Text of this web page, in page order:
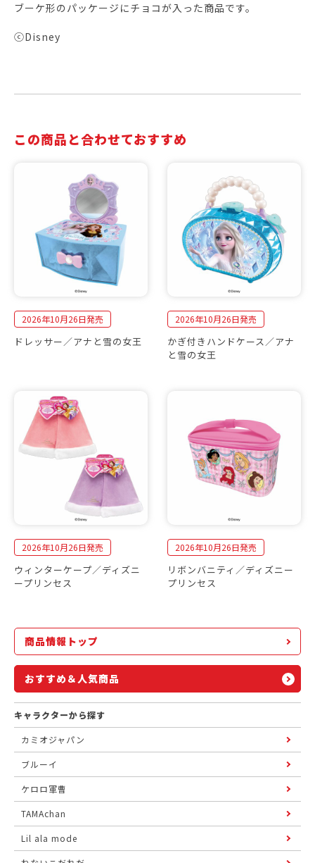
ブーケ形のパッケージにチョコが入った商品です。
ⓒDisney
この商品と合わせておすすめ
2026年10月26日発売
ドレッサー／アナと雪の女王
2026年10月26日発売
かぎ付きハンドケース／アナ
と雪の女王
2026年10月26日発売
ウィンターケープ／ディズニ
ープリンセス
2026年10月26日発売
リボンバニティ／ディズニー
プリンセス
商品情報トップ
おすすめ＆人気商品
キャラクターから探す
カミオジャパン
ブルーイ
ケロロ軍曹
TAMAchan
Lil ala mode